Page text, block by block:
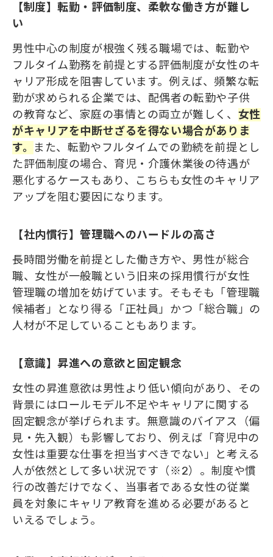
【制度】転勤・評価制度、柔軟な働き方が難し
い
男性中心の制度が根強く残る職場では、転勤や
フルタイム勤務を前提とする評価制度が女性のキ
ャリア形成を阻害しています。例えば、頻繁な転
勤が求められる企業では、配偶者の転勤や子供
の教育など、家庭の事情との両立が難しく、 女性
がキャリアを中断せざるを得ない場合がありま
す。
また、転勤やフルタイムでの勤続を前提とし
た評価制度の場合、育児・介護休業後の待遇が
悪化するケースもあり、こちらも女性のキャリア
アップを阻む要因になります。
【社内慣行】管理職へのハードルの高さ
長時間労働を前提とした働き方や、男性が総合
職、女性が一般職という旧来の採用慣行が女性
管理職の増加を妨げています。そもそも「管理職
候補者」となり得る「正社員」かつ「総合職」の
人材が不足していることもあります。
【意識】昇進への意欲と固定観念
女性の昇進意欲は男性より低い傾向があり、その
背景にはロールモデル不足やキャリアに関する
固定観念が挙げられます。無意識のバイアス（偏
見・先入観）も影響しており、例えば「育児中の
女性は重要な仕事を担当すべきでない」と考える
人が依然として多い状況です（※2）。制度や慣
行の改善だけでなく、当事者である女性の従業
員を対象にキャリア教育を進める必要があると
いえるでしょう。